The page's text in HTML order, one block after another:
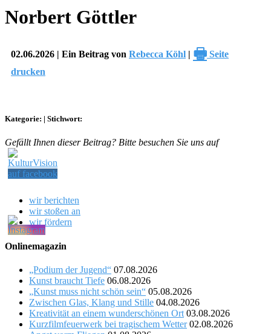
Norbert Göttler
02.06.2026 | Ein Beitrag von Rebecca Köhl | 🖶 Seite
drucken
Kategorie: | Stichwort:
Gefällt Ihnen dieser Beitrag? Bitte besuchen Sie uns auf
wir berichten
wir stoßen an
wir fördern
Onlinemagazin
„Podium der Jugend“ 07.08.2026
Kunst braucht Tiefe 06.08.2026
„Kunst muss nicht schön sein“ 05.08.2026
Zwischen Glas, Klang und Stille 04.08.2026
Kreativität an einem wunderschönen Ort 03.08.2026
Kurzfilmfeuerwerk bei tragischem Wetter 02.08.2026